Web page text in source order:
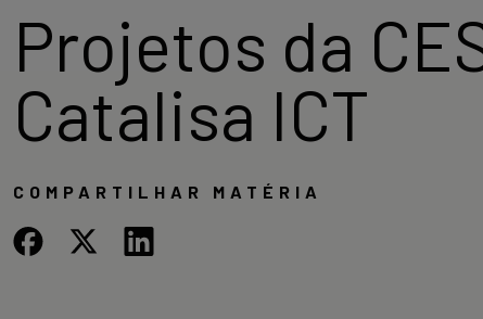
Projetos da
Catalisa ICT
COMPARTILHAR MATÉRIA